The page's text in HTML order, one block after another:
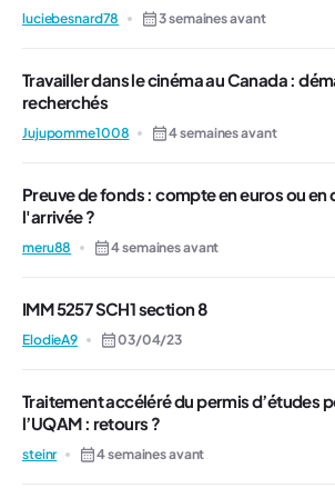
luciebesnard78 3 semaines avant
Travailler dans le cinéma au Canada :
recherchés
Jujupomme1008 4 semaines avant
Preuve de fonds : compte en euros ou en
l'arrivée ?
meru88 4 semaines avant
IMM 5257 SCH1 section 8
ElodieA9 03/04/23
Traitement accéléré du permis d’études
l’UQAM : retours ?
steinr 4 semaines avant